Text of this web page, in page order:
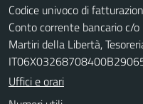
Codice univoco di
Conto corrente bancario c/
Martiri della Libertà,
Uffici e orari